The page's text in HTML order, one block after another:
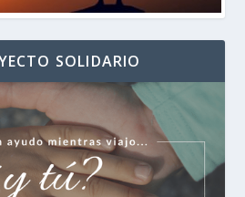
SOLIDARIO